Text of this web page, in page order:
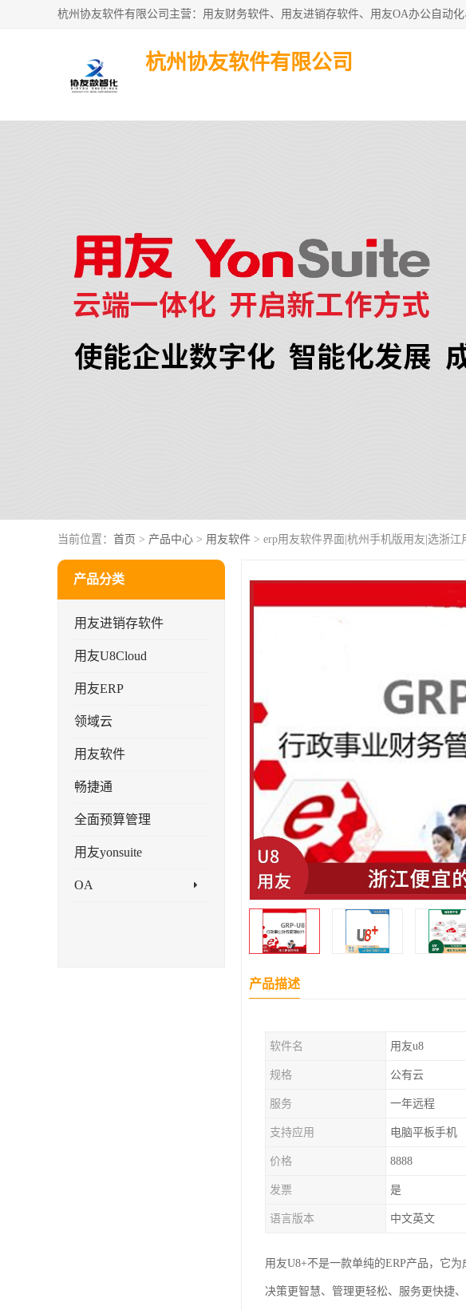
杭州协友软件有限公司
当前位置： 首页 > 产品中心 > 用友软件 > erp用友软件界面|杭州手机版用友|选浙江
产品分类
用友进销存软件
用友U8Cloud
用友ERP
领域云
用友软件
畅捷通
全面预算管理
用友yonsuite
OA
产品描述
软件名 用友u8
规格 公有云
服务 一年远程
支持应用 电脑平板手机
价格 8888
发票 是
语言版本 中文英文
用友U8+不是一款单纯的ERP产品，它
决策更智慧、管理更轻松、服务更快捷